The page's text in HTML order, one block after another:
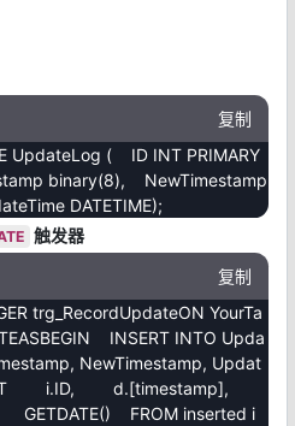
复制
UpdateLog ( ID INT PRIMARY
binary(8), NewTimestamp
DATETIME);
触发器
复制
trg_RecordUpdateON YourTa
INSERT INTO Upda
NewTimestamp, Updat
i.ID, d.[timestamp],
FROM inserted i